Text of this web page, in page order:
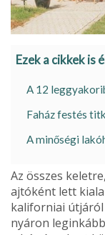
Ezek a cikkek is
A 12
Faház festés
A minőségi
Az összes
ajtó­ként lett
kaliforniai útjáról
nyáron